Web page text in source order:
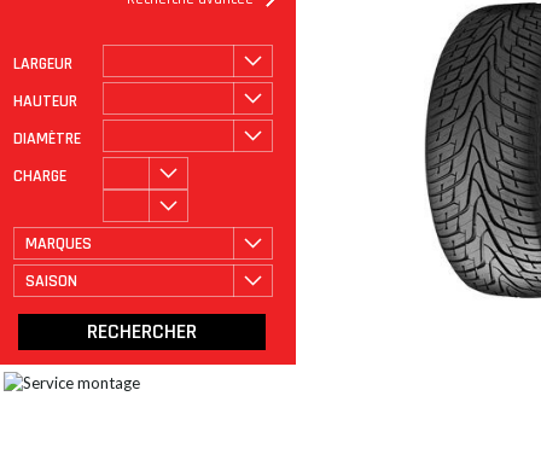
LARGEUR
HAUTEUR
DIAMÈTRE
CHARGE
MARQUES
SAISON
ROULAGE À PLAT